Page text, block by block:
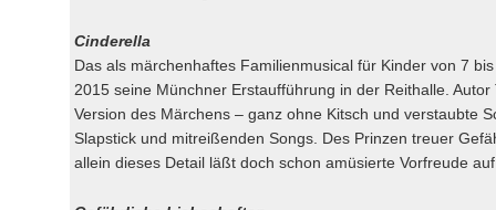
Cinderella
Das als märchenhaftes Familienmusical für Kinder von 7
2015 seine Münchner Erstaufführung in der Reithalle.
Version des Märchens – ganz ohne Kitsch und verstaubte
Slapstick und mitreißenden Songs. Des Prinzen treuer
allein dieses Detail läßt doch schon amüsierte Vorfreude